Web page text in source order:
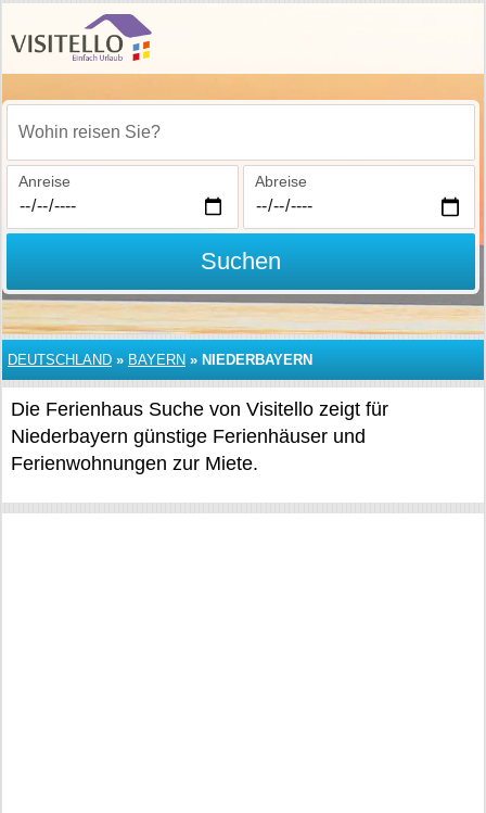
Wohin reisen Sie?
Anreise Abreise
Suchen
DEUTSCHLAND » BAYERN » NIEDERBAYERN
Die Ferienhaus Suche von Visitello zeigt für
Niederbayern günstige Ferienhäuser und
Ferienwohnungen zur Miete.